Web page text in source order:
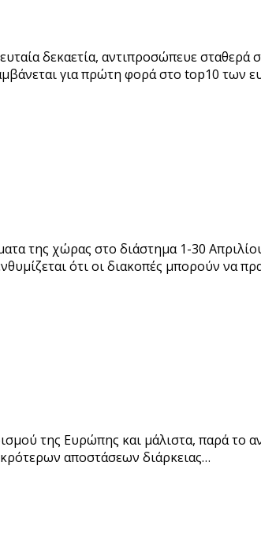
δεκαετία, αντιπροσώπευε σταθερά
για πρώτη φορά στο top10 των
της χώρας στο διάστημα 1-30
ότι οι διακοπές μπορούν να
της Ευρώπης και μάλιστα, παρά το
αποστάσεων διάρκειας…